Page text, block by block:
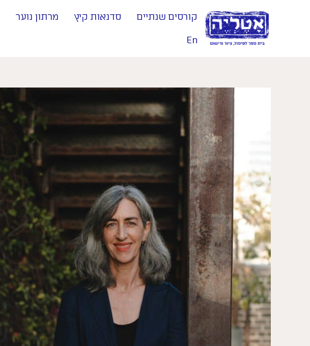
קורסים שנתיים סדנאות קיץ מרתון נוער
En